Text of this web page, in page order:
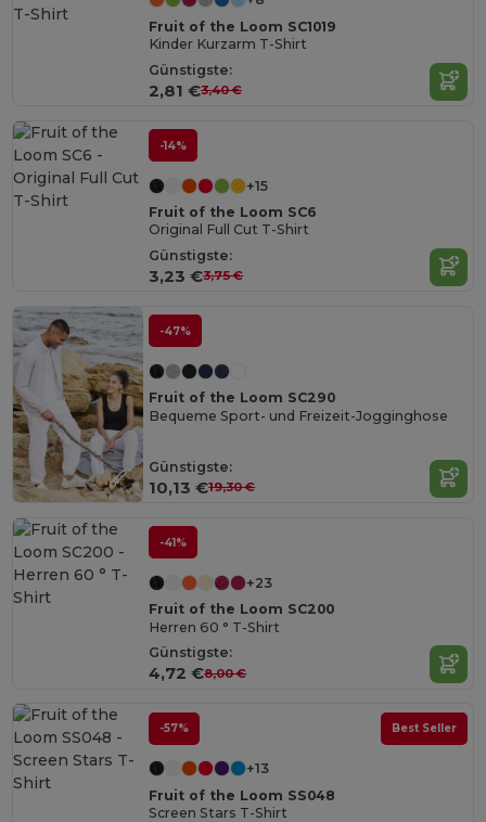
Fruit of the Loom SC1019
Kinder Kurzarm T-Shirt
Günstigste:
2,81 €3,40 €
-14%
+15
Fruit of the Loom SC6
Original Full Cut T-Shirt
Günstigste:
3,23 €3,75 €
-47%
Fruit of the Loom SC290
Bequeme Sport- und Freizeit-Jogginghose
Günstigste:
10,13 €19,30 €
-41%
+23
Fruit of the Loom SC200
Herren 60 ° T-Shirt
Günstigste:
4,72 €8,00 €
-57% Best Seller
+13
Fruit of the Loom SS048
Screen Stars T-Shirt